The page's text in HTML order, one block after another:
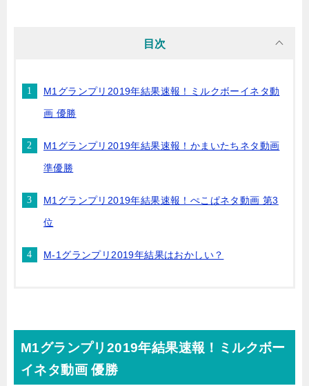
目次
M1グランプリ2019年結果速報！ミルクボーイネタ動
画 優勝
M1グランプリ2019年結果速報！かまいたちネタ動画
準優勝
M1グランプリ2019年結果速報！ぺこぱネタ動画 第3
位
M-1グランプリ2019年結果はおかしい？
M1グランプリ2019年結果速報！ミルクボー
イネタ動画 優勝